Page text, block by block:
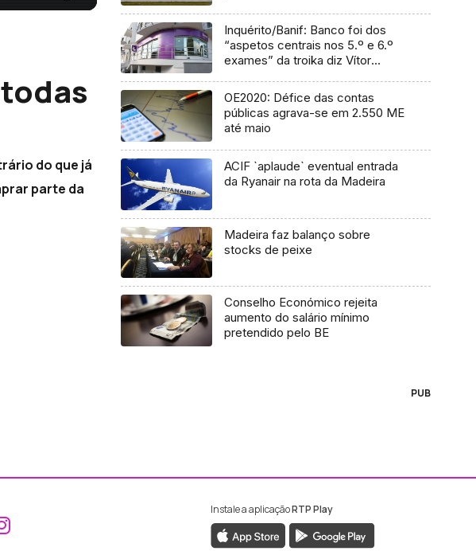
do que já
parte da
Inquérito/Banif: Banco foi dos
“aspetos centrais nos 5.º e 6.º
exames” da troika diz Vítor
OE2020: Défice das contas
públicas agrava-se em 2.550 ME
até maio
ACIF `aplaude` eventual entrada
da Ryanair na rota da Madeira
Madeira faz balanço sobre
stocks de peixe
Conselho Económico rejeita
aumento do salário mínimo
pretendido pelo BE
PUB
ao Facebook da RTP Madeira
Aceder ao Instagram da RTP Madeira
Instale a aplicaçãoRTP Play